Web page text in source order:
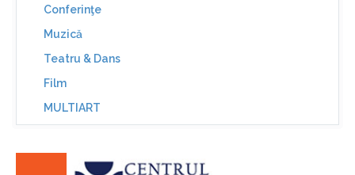
Conferinţe
Muzică
Teatru & Dans
Film
MULTIART